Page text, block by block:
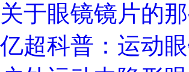
关于眼镜镜片的
亿超科普：运动